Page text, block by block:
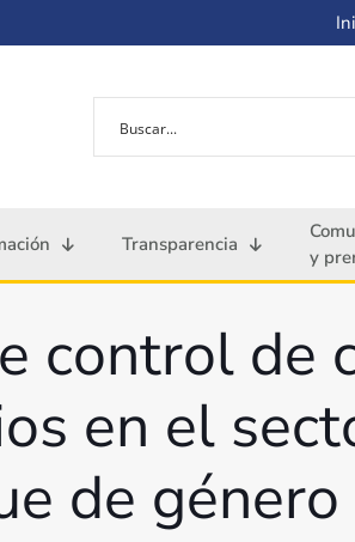
Transparencia
y
control de
en el
de género